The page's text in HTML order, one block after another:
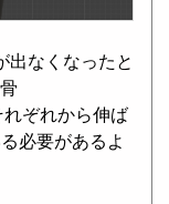
出なくなったと
ぞれから伸ば
必要があるよ